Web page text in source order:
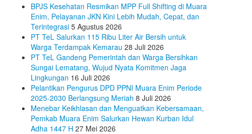
BPJS Kesehatan Resmikan MPP Full Shifting di Muara
Enim, Pelayanan JKN Kini Lebih Mudah, Cepat, dan
Terintegrasi 5 Agustus 2026
PT TeL Salurkan 115 Ribu Liter Air Bersih untuk
Warga Terdampak Kemarau 28 Juli 2026
PT TeL Gandeng Pemerintah dan Warga Bersihkan
Sungai Lematang, Wujud Nyata Komitmen Jaga
Lingkungan 16 Juli 2026
Pelantikan Pengurus DPD PPNI Muara Enim Periode
2025-2030 Berlangsung Meriah 8 Juli 2026
Menebar Keikhlasan dan Menguatkan Kebersamaan,
Pemkab Muara Enim Salurkan Hewan Kurban Idul
Adha 1447 H 27 Mei 2026